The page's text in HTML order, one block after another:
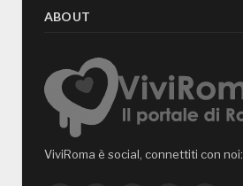
ABOUT
ViviRoma è social, connettiti con noi: